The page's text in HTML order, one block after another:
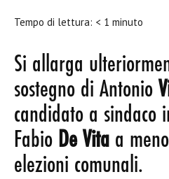
Tempo di lettura: < 1 minuto
Si allarga
sostegno di Antonio
candidato a sindaco
Fabio De Vita a
elezioni comunali.